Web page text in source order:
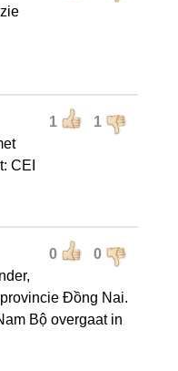
1 1
CEI
0 0
Đồng Nai.
Bộ overgaat in